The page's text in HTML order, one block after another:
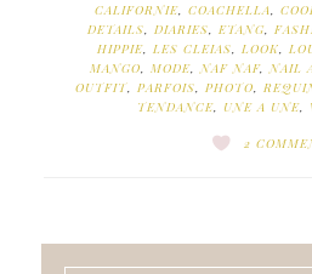
CALIFORNIE, COACHELLA,
DETAILS, DIARIES, ETANG,
HIPPIE, LES CLEIAS, LOOK,
MANGO, MODE,NAF NAF,NAIL
OUTFIT, PARFOIS, PHOTO,
TENDANCE, UNE A UNE,
2